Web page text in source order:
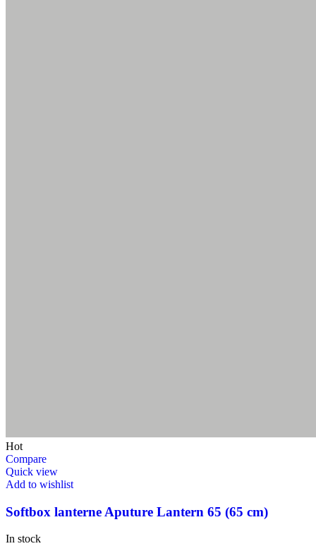
Hot
Compare
Quick view
Add to wishlist
Softbox lanterne Aputure Lantern 65 (65 cm)
In stock